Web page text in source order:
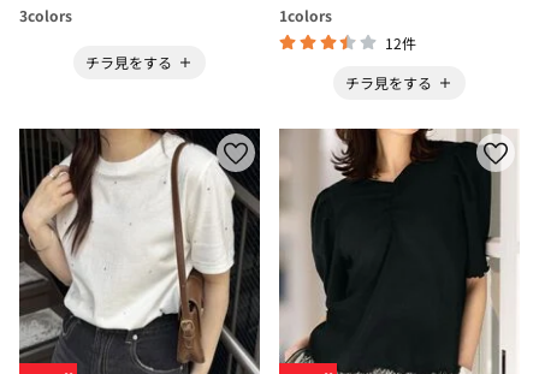
3colors
チラ見をする
1colors
12件
チラ見をする